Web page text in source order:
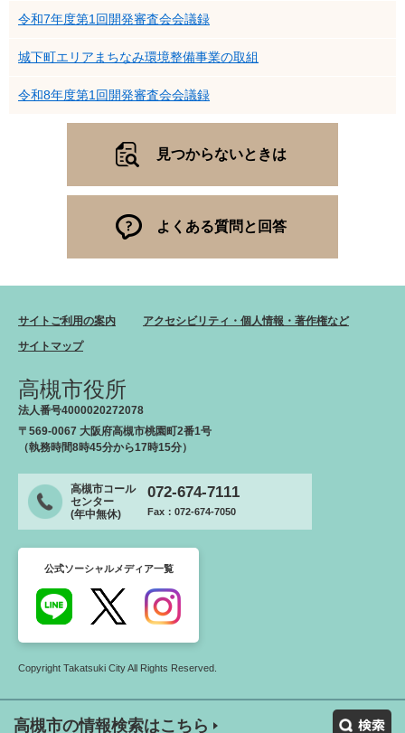
高槻市の情報検索はこちら
令和7年度第1回開発審査会会議録
城下町エリアまちなみ環境整備事業の取組
令和8年度第1回開発審査会会議録
見つからないときは
よくある質問と回答
サイトご利用の案内
アクセシビリティ・個人情報・著作権など
サイトマップ
高槻市役所
法人番号4000020272078
〒569-0067 大阪府高槻市桃園町2番1号
（執務時間8時45分から17時15分）
高槻市コール
センター
(年中無休)
072-674-7111
Fax：072-674-7050
公式ソーシャルメディア一覧
Copyright Takatsuki City All Rights Reserved.